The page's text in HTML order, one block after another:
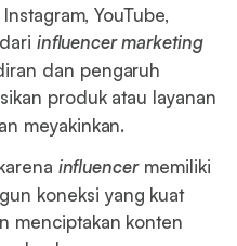
YouTube,
influencer marketing
dan pengaruh
produk atau layanan
meyakinkan.
influencermemiliki
koneksi yang kuat
menciptakan konten